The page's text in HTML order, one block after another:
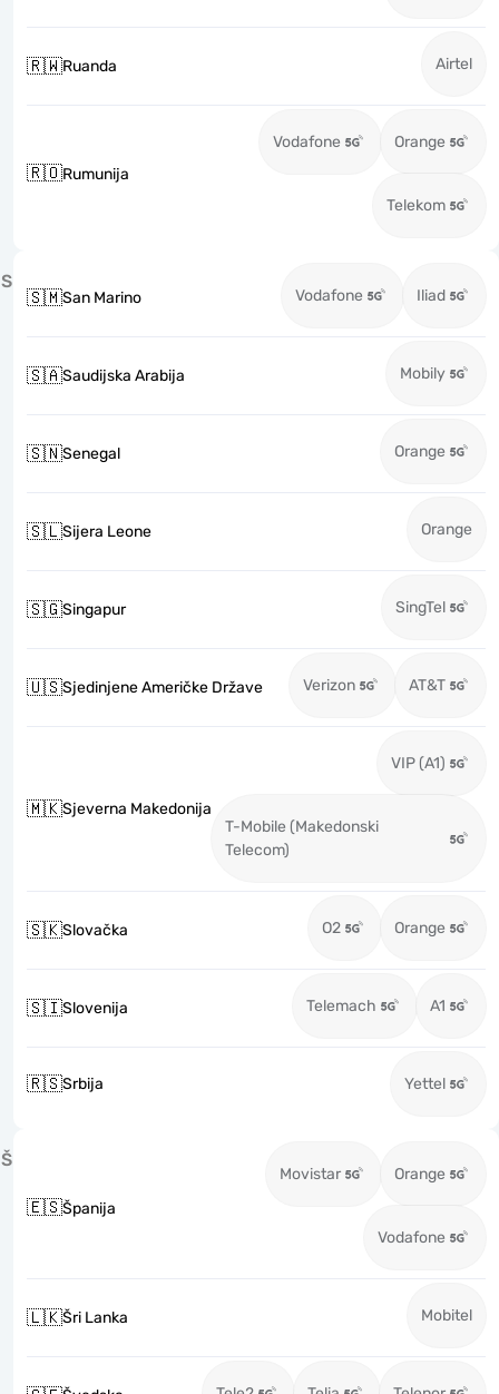
🇷🇼Ruanda Airtel
🇷🇴Rumunija
Vodafone Orange
Telekom
S
🇸🇲San Marino Vodafone Iliad
🇸🇦Saudijska Arabija Mobily
🇸🇳Senegal Orange
🇸🇱Sijera Leone Orange
🇸🇬Singapur SingTel
🇺🇸Sjedinjene Američke Države Verizon AT&T
🇲🇰Sjeverna Makedonija
VIP (A1)
T-Mobile (Makedonski
Telecom)
🇸🇰Slovačka O2 Orange
🇸🇮Slovenija Telemach A1
🇷🇸Srbija Yettel
Š
🇪🇸Španija
Movistar Orange
Vodafone
🇱🇰Šri Lanka Mobitel